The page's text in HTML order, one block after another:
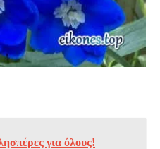
για όλους!